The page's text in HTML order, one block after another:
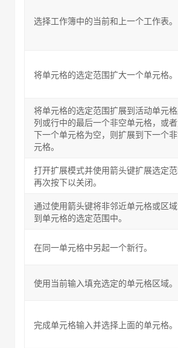
选择工作簿中的当前和上一个工作表。
将单元格的选定范围扩大一个单元格。
将单元格的选定范围扩展到活动单元
列或行中的最后一个非空单元格，或
下一个单元格为空，则扩展到下一个
元格。
打开扩展模式并使用箭头键扩展选定范
再次按下以关闭。
通过使用箭头键将非邻近单元格或区
到单元格的选定范围中。
在同一单元格中另起一个新行。
使用当前输入填充选定的单元格区域。
完成单元格输入并选择上面的单元格。